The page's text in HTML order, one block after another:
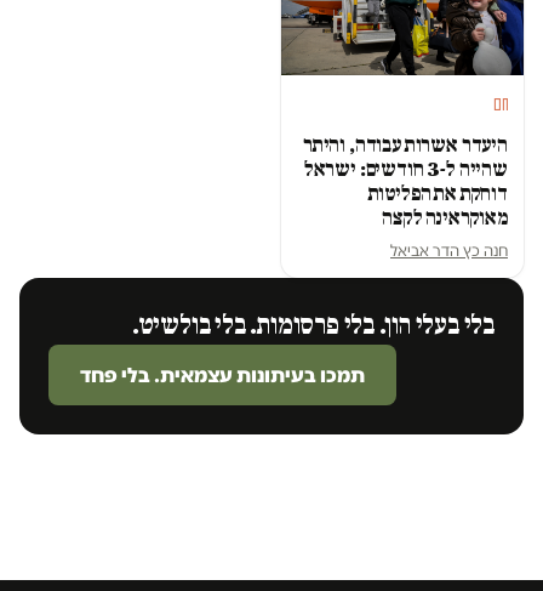
חם
היעדר אשרות עבודה, והיתר
שהייה ל-3 חודשים: ישראל
דוחקת את הפליטות
מאוקראינה לקצה
חנה כץ הדר אביאל
בלי בעלי הון. בלי פרסומות. בלי בולשיט.
תמכו בעיתונות עצמאית. בלי פחד